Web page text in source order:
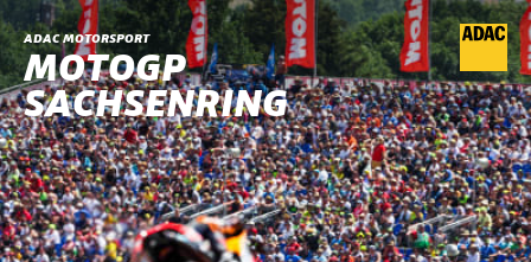
ADAC MOTORSPORT
MOTOGP
SACHSENRING